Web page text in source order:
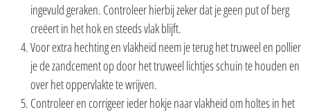
ingevuld geraken. Controleer hierbij zeker dat je geen put of berg
creëert in het hok en steeds vlak blijft.
Voor extra hechting en vlakheid neem je terug het truweel en pollier
je de zandcement op door het truweel lichtjes schuin te houden en
over het oppervlakte te wrijven.
Controleer en corrigeer ieder hokje naar vlakheid om holtes in het